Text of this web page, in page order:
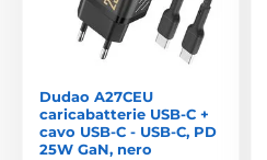
Dudao A27CEU
caricabatterie USB-C +
cavo USB-C - USB-C, PD
25W GaN, nero